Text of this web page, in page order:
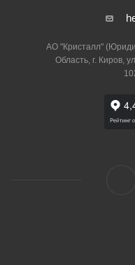
АО "Кристалл"
Область, г. Киров,